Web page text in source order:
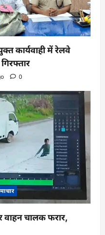
कार्यवाही में रेलवे
0
वाहन चालक फरार,